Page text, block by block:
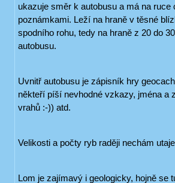
ukazuje směr k autobusu a má na ruce
poznámkami. Leží na hraně v těsné
spodního rohu, tedy na hraně z 20 do
autobusu.
Uvnitř autobusu je zápisník hry
někteří píší nevhodné vzkazy, jména a
vrahů :-)) atd.
Velikosti a počty ryb raději nechám
Lom je zajímavý i geologicky, hojně se